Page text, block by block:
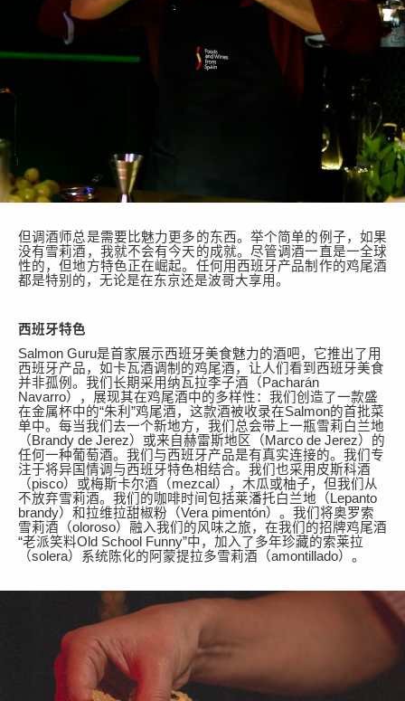
但调酒师总是需要比魅力更多的东西。 举个简单的例子，如果
没有雪莉酒，我就不会有今天的成就。尽管调酒一直是一全球
性的，但地方特色正在崛起。任何用西班牙产品制作的鸡尾酒
都是特别的，无论是在东京还是波哥大享用。
西班牙特色
Salmon Guru是首家展示西班牙美食魅力的酒吧，它推出了用
西班牙产品，如卡瓦酒调制的鸡尾酒，让人们看到西班牙美食
并非孤例 。我们长期采用纳瓦拉李子酒（ Pacharán
Navarro） ，展现其在鸡尾酒中的多样性：我们创造了一款盛
在金属杯中的“朱利 ”鸡尾酒，这款酒被收录在Salmon的首批菜
单中。每当我们去一个新地方，我们总会带上一瓶雪莉白兰地
（ Brandy de Jerez） 或来自赫雷斯地区 （ Marco de Jerez） 的
任何一种葡萄酒。我们与西班牙产品是有真实连接的。我们专
注于将异国情调与西班牙特色相结合。我们 也采用皮斯科酒
（pisco） 或梅斯卡尔酒 （mezcal ）
，木瓜或柚子，但我们从
不放弃雪莉酒。我们的咖啡时间包括莱潘托白兰地 （ Lepanto
brandy）和拉维拉甜椒粉（Vera pimentón）。我们将奥罗索
雪莉酒（oloroso）融入我们的风味之旅，在我们的招牌鸡尾酒
“老派笑料Old School Funny”中，加入了多年珍藏的索莱拉
（solera）系统陈化的阿蒙提拉多雪莉酒（amontillado）。